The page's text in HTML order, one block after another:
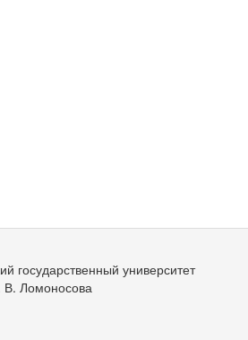
государственный университет
Ломоносова